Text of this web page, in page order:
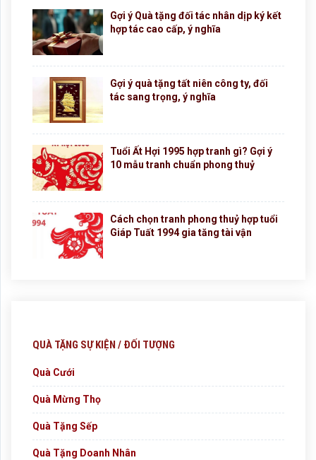
Gợi ý Quà tặng đối tác nhân dịp ký kết
hợp tác cao cấp, ý nghĩa
Gợi ý quà tặng tất niên công ty, đối
tác sang trọng, ý nghĩa
Tuổi Ất Hợi 1995 hợp tranh gì? Gợi ý
10 mẫu tranh chuẩn phong thuỷ
Cách chọn tranh phong thuỷ hợp tuổi
Giáp Tuất 1994 gia tăng tài vận
QUÀ TẶNG SỰ KIỆN / ĐỐI TƯỢNG
Quà Cưới
Quà Mừng Thọ
Quà Tặng Sếp
Quà Tặng Doanh Nhân